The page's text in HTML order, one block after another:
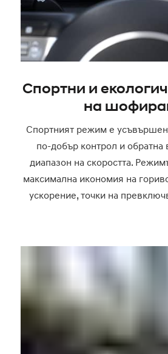
Спортни и
на
Спортният режим е
по-добър контрол и обратна
диапазон на скоростта.
максимална икономия на
ускорение, точки на